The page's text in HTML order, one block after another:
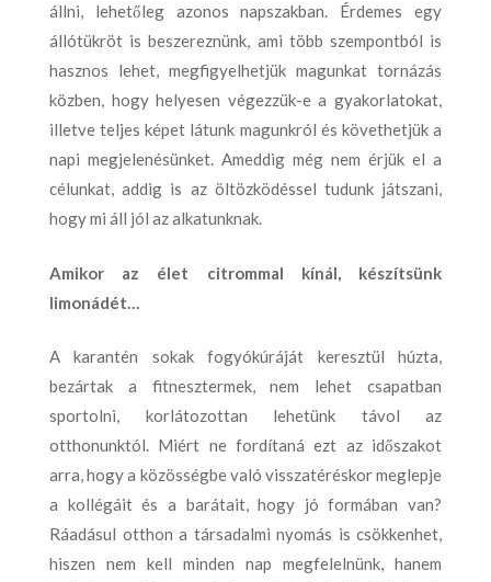
állni, lehetőleg azonos napszakban. Érdemes egy
állótükröt is beszereznünk, ami több szempontból is
hasznos lehet, megfigyelhetjük magunkat tornázás
közben, hogy helyesen végezzük-e a gyakorlatokat,
illetve teljes képet látunk magunkról és követhetjük a
napi megjelenésünket. Ameddig még nem érjük el a
célunkat, addig is az öltözködéssel tudunk játszani,
hogy mi áll jól az alkatunknak.
Amikor az élet citrommal kínál, készítsünk
limonádét…
A karantén sokak fogyókúráját keresztül húzta,
bezártak a fitnesztermek, nem lehet csapatban
sportolni, korlátozottan lehetünk távol az
otthonunktól. Miért ne fordítaná ezt az időszakot
arra, hogy a közösségbe való visszatéréskor meglepje
a kollégáit és a barátait, hogy jó formában van?
Ráadásul otthon a társadalmi nyomás is csökkenhet,
hiszen nem kell minden nap megfelelnünk, hanem